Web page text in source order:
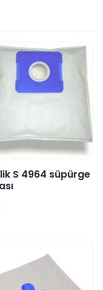
S 4964 süpürge